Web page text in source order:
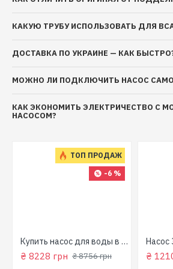
КАКУЮ ТРУБУ ИСПОЛЬЗОВАТЬ ДЛЯ
ДОСТАВКА ПО УКРАИНЕ — КАК
МОЖНО ЛИ ПОДКЛЮЧИТЬ НАСОС
КАК ЭКОНОМИТЬ ЭЛЕКТРИЧЕСТВО С
НАСОСОМ?
ТОП ПРОДАЖ
-6 %
Купить насос для воды в колодец (800 Вт, напор: 43м, производит: 90 л/мин) GARDEN 1000-4-Robot "NPO"
₴ 8228 грн ₴ 8756 грн ₴